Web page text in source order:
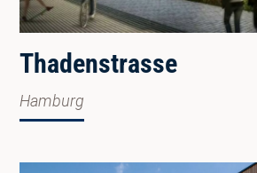
Thadenstrasse
Hamburg